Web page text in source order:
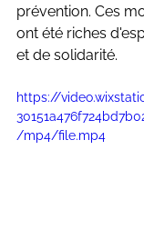
prévention. Ces
ont été riches
et de solidarité.
https://
/mp4/file.mp4